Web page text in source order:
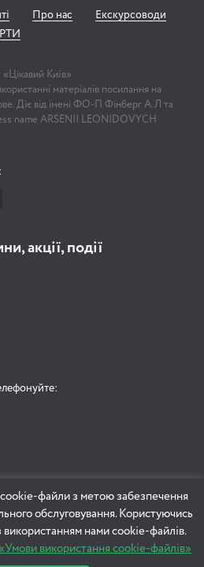
Про нас
Екскурсоводи
Київ»
матеріалів посилання на
Діє від імені ФО-П Фінберг А.Л та
name ARSENII LEONIDOVYCH
акції, події
файли з метою забезпечення
обслуговування. Користуючись
використанням нами cookie-файлів.
«Умови використання cookie-файлів»